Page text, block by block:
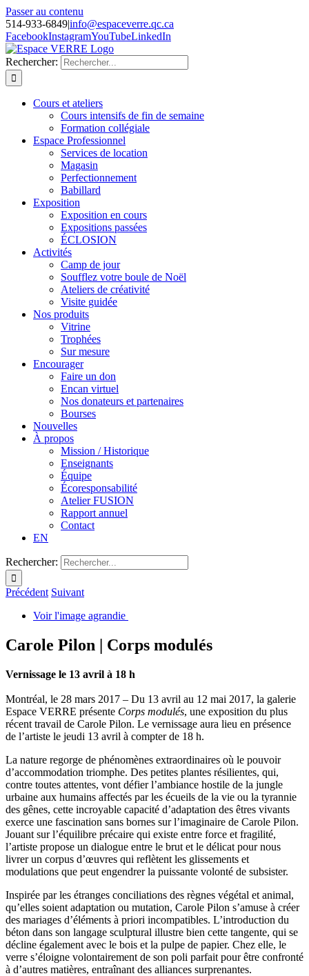
Passer au contenu
514-933-6849|info@espaceverre.qc.ca
FacebookInstagramYouTubeLinkedIn
Rechercher:
Cours et ateliers
Cours intensifs de fin de semaine
Formation collégiale
Espace Professionnel
Services de location
Magasin
Perfectionnement
Babillard
Exposition
Exposition en cours
Expositions passées
ÉCLOSION
Activités
Camp de jour
Soufflez votre boule de Noël
Ateliers de créativité
Visite guidée
Nos produits
Vitrine
Trophées
Sur mesure
Encourager
Faire un don
Encan virtuel
Nos donateurs et partenaires
Bourses
Nouvelles
À propos
Mission / Historique
Enseignants
Équipe
Écoresponsabilité
Atelier FUSION
Rapport annuel
Contact
EN
Rechercher:
Précédent Suivant
Voir l'image agrandie
Carole Pilon | Corps modulés
Vernissage le 13 avril à 18 h
Montréal, le 28 mars 2017 – Du 13 avril au 12 mai 2017, la galerie
Espace VERRE présente Corps modulés, une exposition du plus
récent travail de Carole Pilon. Le vernissage aura lieu en présence
de l’artiste le jeudi 13 avril à compter de 18 h.
La nature regorge de phénomènes extraordinaires où le pouvoir
d’accommodation triomphe. Des petites plantes résilientes, qui,
contre toutes attentes, vont défier l’ambiance hostile de la jungle
urbaine aux humains affectés par les écueils de la vie ou la tyrannie
des gênes, cette incroyable capacité d’adaptation des êtres vivants
exerce une fascination sans bornes sur l’imaginaire de Carole Pilon.
Jouant sur l’équilibre précaire qui existe entre force et fragilité,
l’artiste propose un dialogue entre le brut et le délicat pour nous
livrer un corpus d’œuvres qui reflètent les glissements et
modulations que peut engendrer la puissante volonté de subsister.
Inspirée par les étranges conciliations des règnes végétal et animal,
qu’elles soient adaptation ou mutation, Carole Pilon s’amuse à créer
des mariages d’éléments à priori incompatibles. L’introduction du
béton dans son langage sculptural illustre bien cette tangente, qui se
décline également avec le bois et la pulpe de papier. Chez elle, le
verre s’éloigne volontairement de son poli parfait pour être confronté
à d’autres matières, entraînant des alliances surprenantes.